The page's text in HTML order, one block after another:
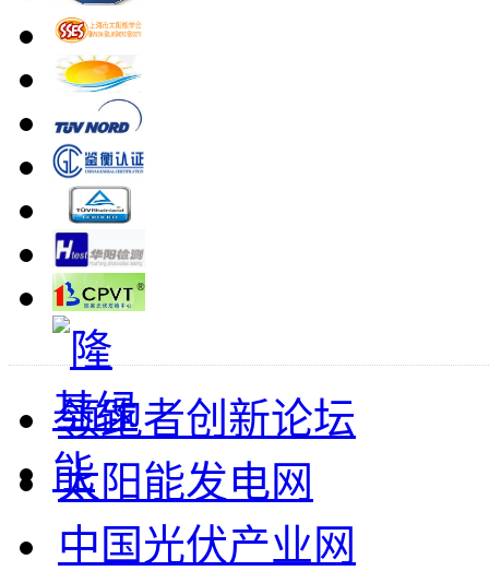
领跑者创新论坛
太阳能发电网
中国光伏产业网